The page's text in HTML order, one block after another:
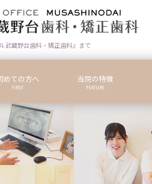
武蔵野台歯科・矯正歯科』まで
めての方へ
FIRST
当院の特徴
FEATURE